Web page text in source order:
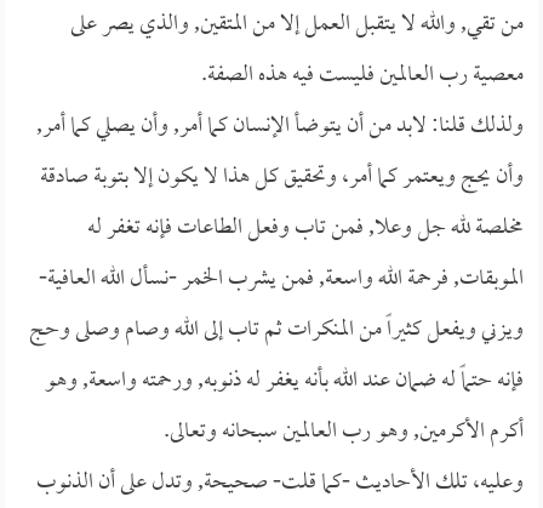
من تقي, والله لا يتقبل العمل إلا من المتقين, والذي يصر على
معصية رب العالمين فليست فيه هذه الصفة.
ولذلك قلنا: لابد من أن يتوضأ الإنسان كما أمر, وأن يصلي كما أمر,
وأن يحج ويعتمر كما أمر، وتحقيق كل هذا لا يكون إلا بتوبة صادقة
مخلصة لله جل وعلا, فمن تاب وفعل الطاعات فإنه تغفر له
الموبقات, فرحمة الله واسعة, فمن يشرب الخمر -نسأل الله العافية-
ويزني ويفعل كثيراً من المنكرات ثم تاب إلى الله وصام وصلى وحج
فإنه حتماً له ضمان عند الله بأنه يغفر له ذنوبه, ورحمته واسعة, وهو
أكرم الأكرمين, وهو رب العالمين سبحانه وتعالى.
وعليه، تلك الأحاديث -كما قلت- صحيحة, وتدل على أن الذنوب